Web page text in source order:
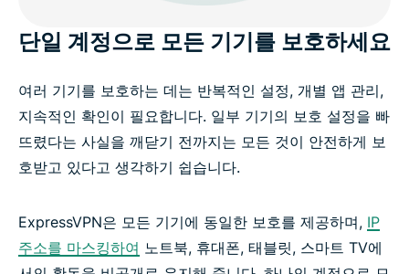
단일 계정으로 모든 기기를 보호하세요
여러 기기를 보호하는 데는 반복적인 설정, 개별 앱 관리,
지속적인 확인이 필요합니다. 일부 기기의 보호 설정을 빠
뜨렸다는 사실을 깨닫기 전까지는 모든 것이 안전하게 보
호받고 있다고 생각하기 쉽습니다.
ExpressVPN은 모든 기기에 동일한 보호를 제공하며, IP
주소를 마스킹하여 노트북, 휴대폰, 태블릿, 스마트 TV에